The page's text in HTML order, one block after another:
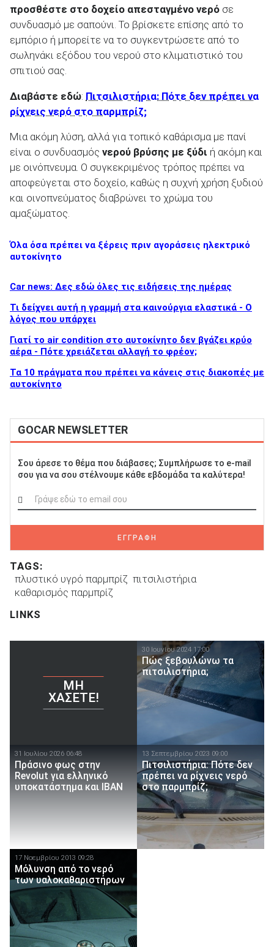
προσθέστε στο δοχείο απεσταγμένο νερό σε
συνδυασμό με σαπούνι. Το βρίσκετε επίσης από το
εμπόριο ή μπορείτε να το συγκεντρώσετε από το
σωληνάκι εξόδου του νερού στο κλιματιστικό του
σπιτιού σας.
Διαβάστε εδώ: Πιτσιλιστήρια: Πότε δεν πρέπει να
ρίχνεις νερό στο παρμπρίζ;
Μια ακόμη λύση, αλλά για τοπικό καθάρισμα με πανί
είναι ο συνδυασμός νερού βρύσης με ξύδι ή ακόμη και
με οινόπνευμα. Ο συγκεκριμένος τρόπος πρέπει να
αποφεύγεται στο δοχείο, καθώς η συχνή χρήση ξυδιού
και οινοπνεύματος διαβρώνει το χρώμα του
αμαξώματος.
Όλα όσα πρέπει να ξέρεις πριν αγοράσεις ηλεκτρικό
αυτοκίνητο
Car news: Δες εδώ όλες τις ειδήσεις της ημέρας
Τι δείχνει αυτή η γραμμή στα καινούργια ελαστικά - Ο
λόγος που υπάρχει
Γιατί το air condition στο αυτοκίνητο δεν βγάζει κρύο
αέρα - Πότε χρειάζεται αλλαγή το φρέον;
Τα 10 πράγματα που πρέπει να κάνεις στις διακοπές με
αυτοκίνητο
GOCAR NEWSLETTER
Σου άρεσε το θέμα που διάβασες; Συμπλήρωσε το e-mail
σου για να σου στέλνουμε κάθε εβδομάδα τα καλύτερα!
ΕΓΓΡΑΦΗ
TAGS:
πλυστικό υγρό παρμπρίζ πιτσιλιστήρια
καθαρισμός παρμπρίζ
LINKS
ΜΗ
ΧΆΣΕΤΕ!
30 Ιουνίου 2024 17:00
Πώς ξεβουλώνω τα
πιτσιλιστήρια;
31 Ιουλίου 2026 06:48
Πράσινο φως στην
Revolut για ελληνικό
υποκατάστημα και IBAN
13 Σεπτεμβρίου 2023 09:00
Πιτσιλιστήρια: Πότε δεν
πρέπει να ρίχνεις νερό
στο παρμπρίζ;
17 Νοεμβρίου 2013 09:28
Μόλυνση από το νερό
των υαλοκαθαριστήρων